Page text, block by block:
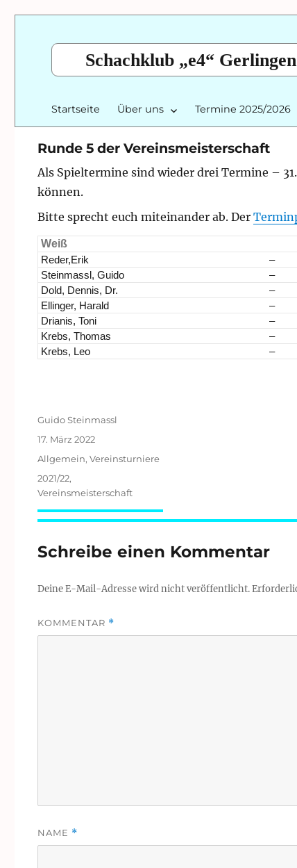
Schachklub „e4“
Startseite Über uns Termine 2025/2026
Runde 5 der Vereinsmeisterschaft
Als Spieltermine sind wieder drei Termine –
können.
Bitte sprecht euch miteinander ab. Der
Weiß
Reder,Erik
–
Steinmassl, Guido
–
Dold, Dennis, Dr.
–
Ellinger, Harald
–
Drianis, Toni
–
Krebs, Thomas
–
Krebs, Leo
–
Autor
Guido Steinmassl
Veröffentlicht
am
17. März 2022
Kategorien
Allgemein, Vereinsturniere
Schlagwörter
2021/22,
Vereinsmeisterschaft
Schreibe einen Kommentar
Deine E-Mail-Adresse wird nicht veröffentlicht.
KOMMENTAR *
NAME *